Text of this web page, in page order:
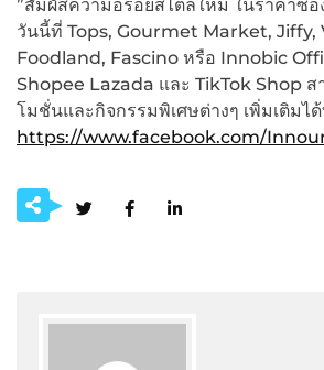
”สัมผัสความอร่อยสไตล์ใหม่ ในราคาซอ
วันนี้ที่ Tops, Gourmet Market, Jiffy,
Foodland, Fascino หรือ Innobic
Shopee Lazada และ TikTok Shop ส
โมชั่นและกิจกรรมพิเศษต่างๆ เพิ่มเติมไ
https://www.facebook.com/